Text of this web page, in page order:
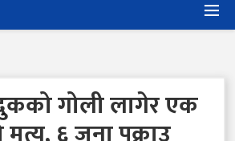
गोली लागेर एक